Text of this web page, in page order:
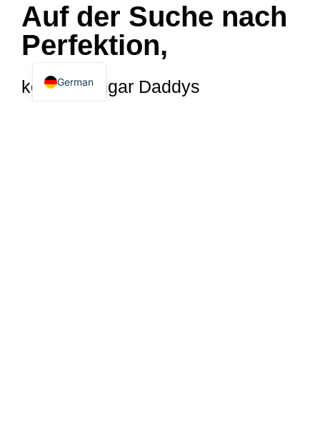
Auf der Suche nach
Perfektion,
können Sugar Daddys
German
French
English
Italian